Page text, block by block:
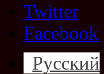
Twitter
Facebook
Русский